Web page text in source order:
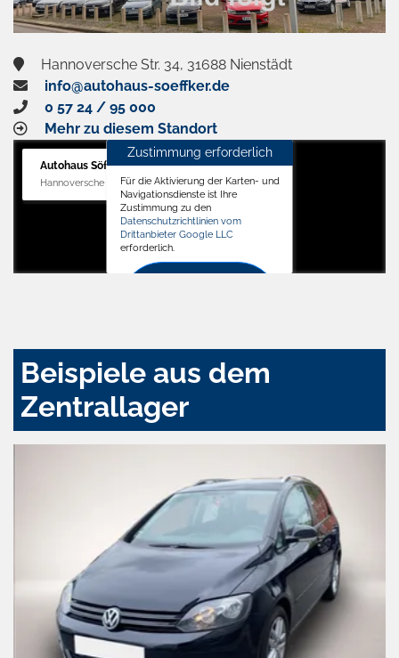
Hannoversche Str. 34, 31688 Nienstädt
info@autohaus-soeffker.de
0 57 24 / 95 000
Mehr zu diesem Standort
Autohaus Söffker GmbH
Hannoversche Str. 34, 31688 Nienstädt
Zustimmung erforderlich
Für die Aktivierung der Karten- und
Navigationsdienste ist Ihre
Zustimmung zu den
Datenschutzrichtlinien vom
Drittanbieter Google LLC
erforderlich.
Beispiele aus dem
Zentrallager